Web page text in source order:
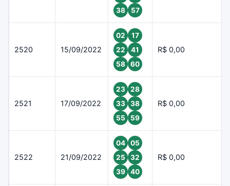
38
57
2520 15/09/2022
02
17
22
41
58
60
R$ 0,00
2521 17/09/2022
23
28
33
38
55
59
R$ 0,00
2522 21/09/2022
04
05
25
32
39
40
R$ 0,00